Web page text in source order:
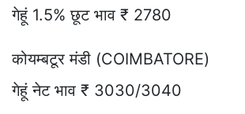
गेहूं 1.5% छूट भाव ₹ 2780
कोयम्बटूर मंडी (COIMBATORE)
गेहूं नेट भाव ₹ 3030/3040